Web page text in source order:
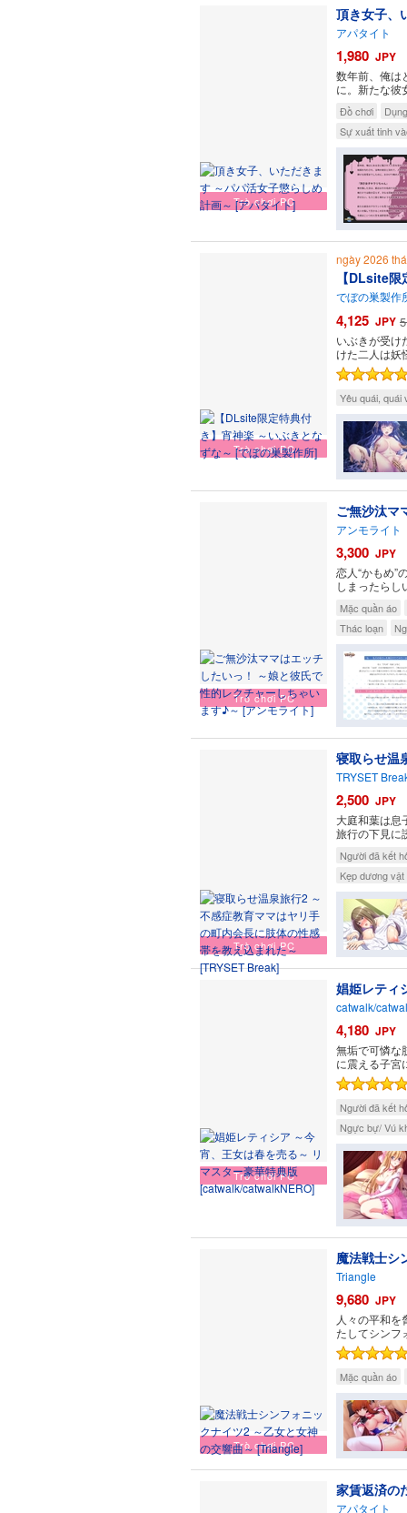
Trò chơi PC
頂き女子、
アパタイト
1,980 JPY
数年前、俺は
に。新たな彼
Đồ chơi
Sự xuất tinh
Trò chơi PC
ngày 2026
【DLsite
でぼの巣製作
4,125 JPY
いぶきが受け
けた二人は妖
Yêu quái, quái
Trò chơi PC
ご無沙汰マ
アンモライト
3,300 JPY
恋人“かもめ”
しまったらし
Mặc quần áo
Thác loạn
Trò chơi PC
寝取らせ温
TRYSET
2,500 JPY
大庭和葉は息
旅行の下見に
Người đã kết
Kẹp dương
Trò chơi PC
娼姫レティ
catwalk/
4,180 JPY
無垢で可憐な
に震える子宮
Người đã kết
Ngực bự/ Vú
Trò chơi PC
魔法戦士シ
Triangle
9,680 JPY
人々の平和
たしてシンフ
Mặc quần áo
家賃返済の
アパタイト